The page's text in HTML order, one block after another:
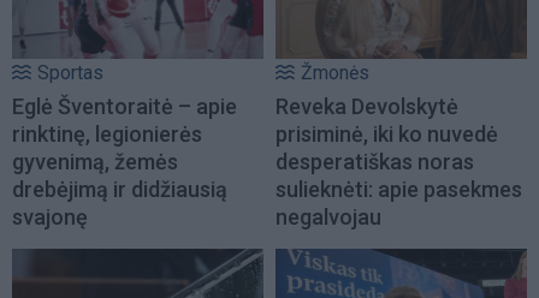
Sportas
Eglė Šventoraitė – apie
rinktinę, legionierės
gyvenimą, žemės
drebėjimą ir didžiausią
svajonę
Žmonės
Reveka Devolskytė
prisiminė, iki ko nuvedė
desperatiškas noras
sulieknėti: apie pasekmes
negalvojau